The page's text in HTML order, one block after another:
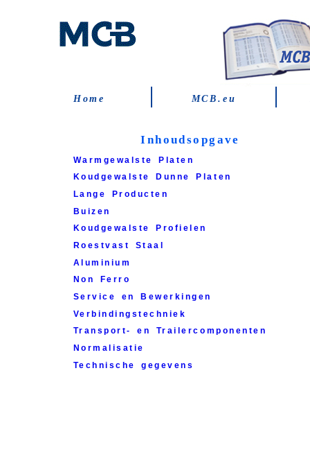
Home MCB.eu
Inhoudsopgave
Warmgewalste Platen
Koudgewalste Dunne Platen
Lange Producten
Buizen
Koudgewalste Profielen
Roestvast Staal
Aluminium
Non Ferro
Service en Bewerkingen
Verbindingstechniek
Transport- en Trailercomponenten
Normalisatie
Technische gegevens